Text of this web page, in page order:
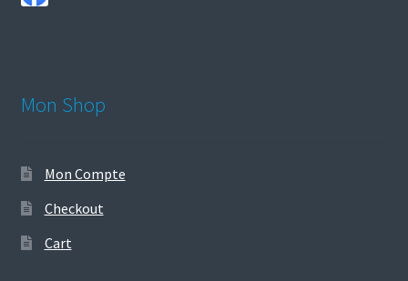
Mon Shop
Mon Compte
Checkout
Cart